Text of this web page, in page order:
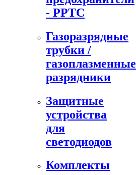
- PPTC
Газоразрядные
трубки /
газоплазменные
разрядники
Защитные
устройства
для
светодиодов
Комплекты